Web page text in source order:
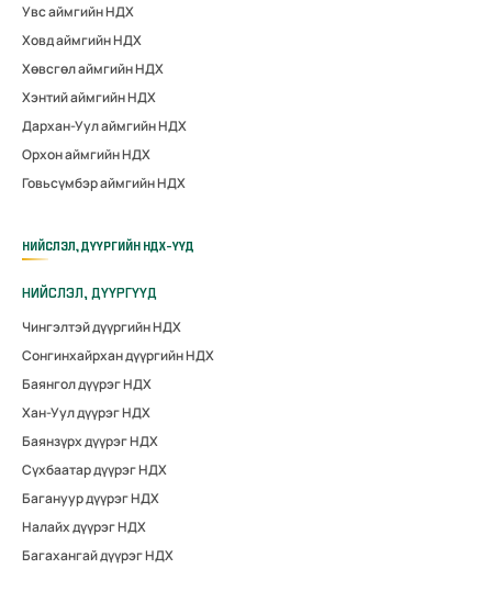
Увс аймгийн НДХ
Ховд аймгийн НДХ
Хөвсгөл аймгийн НДХ
Хэнтий аймгийн НДХ
Дархан-Уул аймгийн НДХ
Орхон аймгийн НДХ
Говьсүмбэр аймгийн НДХ
НИЙСЛЭЛ, ДҮҮРГИЙН НДХ-ҮҮД
НИЙСЛЭЛ, ДҮҮРГҮҮД
Чингэлтэй дүүргийн НДХ
Сонгинхайрхан дүүргийн НДХ
Баянгол дүүрэг НДХ
Хан-Уул дүүрэг НДХ
Баянзүрх дүүрэг НДХ
Сүхбаатар дүүрэг НДХ
Багануур дүүрэг НДХ
Налайх дүүрэг НДХ
Багахангай дүүрэг НДХ